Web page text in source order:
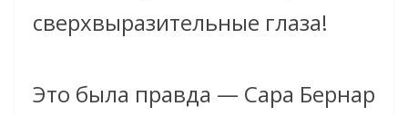
сверхвыразительные глаза!
Это была правда — Сара Бернар